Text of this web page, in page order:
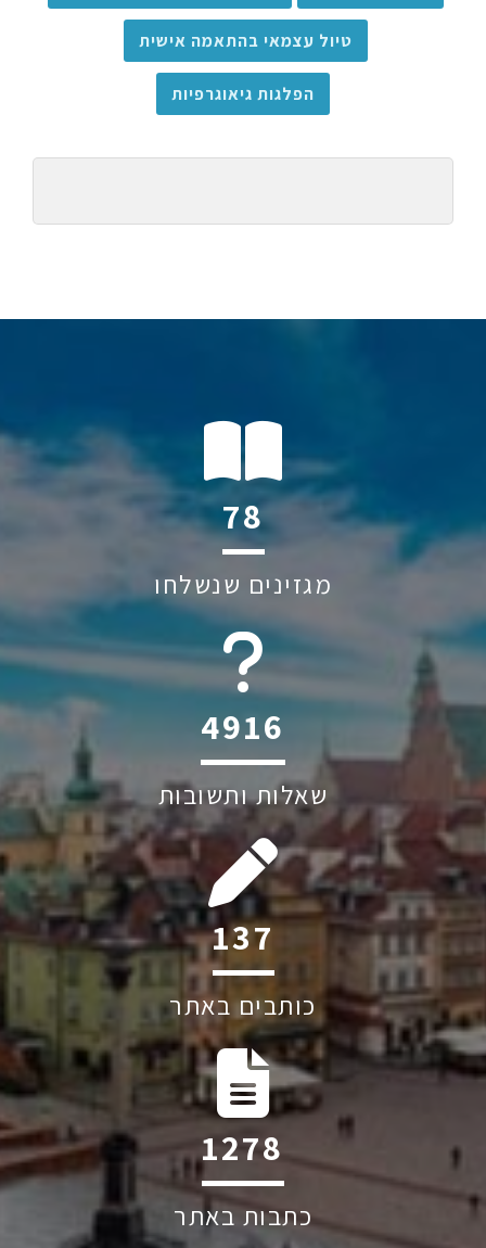
טיול עצמאי בהתאמה אישית
הפלגות גיאוגרפיות
116
מגזינים שנשלחו
6045
שאלות ותשובות
202
כותבים באתר
1884
כתבות באתר